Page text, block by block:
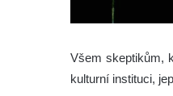
Všem skeptikům,
kulturní instituci,